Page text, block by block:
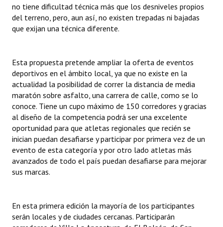
Huéspedes de Honor - Registro
Antiguos Pobladores - Registro
Bariloche, Municipio intercultural
Entrega de distinciones
REFORMA DE LA CARTA ORGÁNICA
no tiene dificultad técnica más que los desniveles propios
del terreno, pero, aun así, no existen trepadas ni bajadas
que exijan una técnica diferente.
Esta propuesta pretende ampliar la oferta de eventos
deportivos en el ámbito local, ya que no existe en la
actualidad la posibilidad de correr la distancia de media
maratón sobre asfalto, una carrera de calle, como se lo
conoce. Tiene un cupo máximo de 150 corredores y gracias
al diseño de la competencia podrá ser una excelente
oportunidad para que atletas regionales que recién se
inician puedan desafiarse y participar por primera vez de un
evento de esta categoría y por otro lado atletas más
avanzados de todo el país puedan desafiarse para mejorar
sus marcas.
En esta primera edición la mayoría de los participantes
serán locales y de ciudades cercanas. Participarán